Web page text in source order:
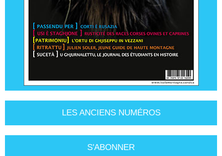
LES ANCIENS NUMÉROS
S'ABONNER